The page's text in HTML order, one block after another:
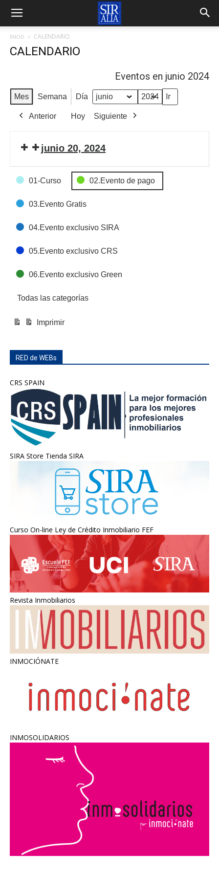
Inicio CALENDARIO
CALENDARIO
Eventos en junio 2024
Mes Semana Día
Mes
Año
Anterior
Hoy Siguiente
junio 20, 2024
Categorías
Eventos
01-Curso 02.Evento de pago
03.Evento Gratis
04.Evento exclusivo SIRA
05.Evento exclusivo CRS
06.Evento exclusivo Green
Todas las categorías
Imprimir
Vistas
RED de WEBs
CRS SPAIN
SIRA Store Tienda SIRA
Curso On-line Ley de Crédito Inmobiliario FEF
Revista Inmobiliarios
INMOCIÓNATE
INMOSOLIDARIOS